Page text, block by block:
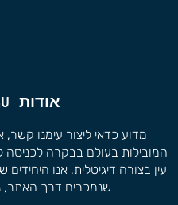
אודות LOCKER4U
מדוע כדאי ליצור עימנו
המובילות בעולם בבקרה
עין בצורה דיגיטלית, אנו
שנמכרים דרך האתר,